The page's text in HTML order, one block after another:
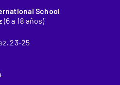
School
(6 a 18 años)
23-25